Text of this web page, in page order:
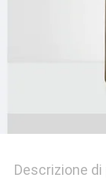
Descrizione